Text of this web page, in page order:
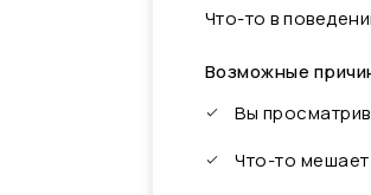
Что-то в
Возможные
Вы
Что-то